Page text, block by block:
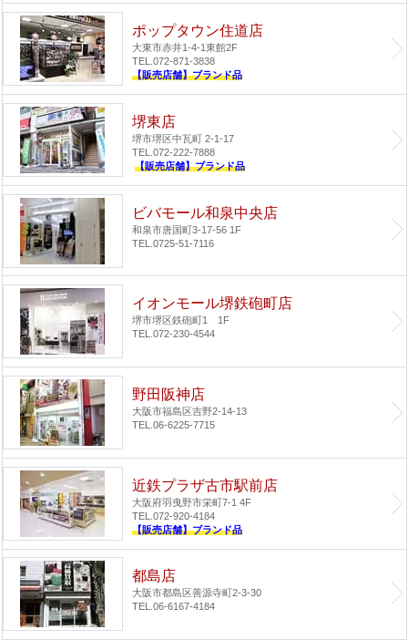
ポップタウン住道店
大東市赤井1-4-1東館2F
TEL.072-871-3838
【販売店舗】ブランド品
堺東店
堺市堺区中瓦町 2-1-17
TEL.072-222-7888
【販売店舗】ブランド品
ビバモール和泉中央店
和泉市唐国町3-17-56 1F
TEL.0725-51-7116
イオンモール堺鉄砲町店
堺市堺区鉄砲町1 1F
TEL.072-230-4544
野田阪神店
大阪市福島区吉野2-14-13
TEL.06-6225-7715
近鉄プラザ古市駅前店
大阪府羽曳野市栄町7-1 4F
TEL.072-920-4184
【販売店舗】ブランド品
都島店
大阪市都島区善源寺町2-3-30
TEL.06-6167-4184